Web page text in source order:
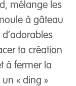
mélange les
à gâteau
ta création
à fermer la
« ding »